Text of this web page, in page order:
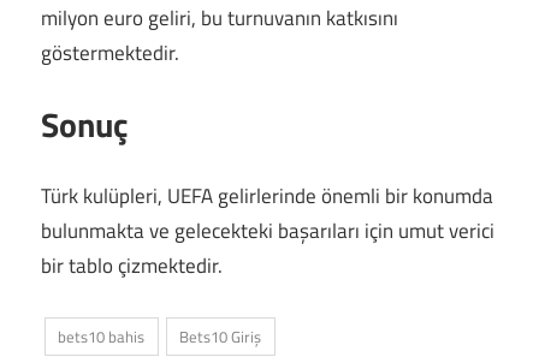
milyon euro geliri, bu turnuvanın katkısını
göstermektedir.
Sonuç
Türk kulüpleri, UEFA gelirlerinde önemli bir konumda
bulunmakta ve gelecekteki başarıları için umut verici
bir tablo çizmektedir.
bets10 bahis Bets10 Giriş